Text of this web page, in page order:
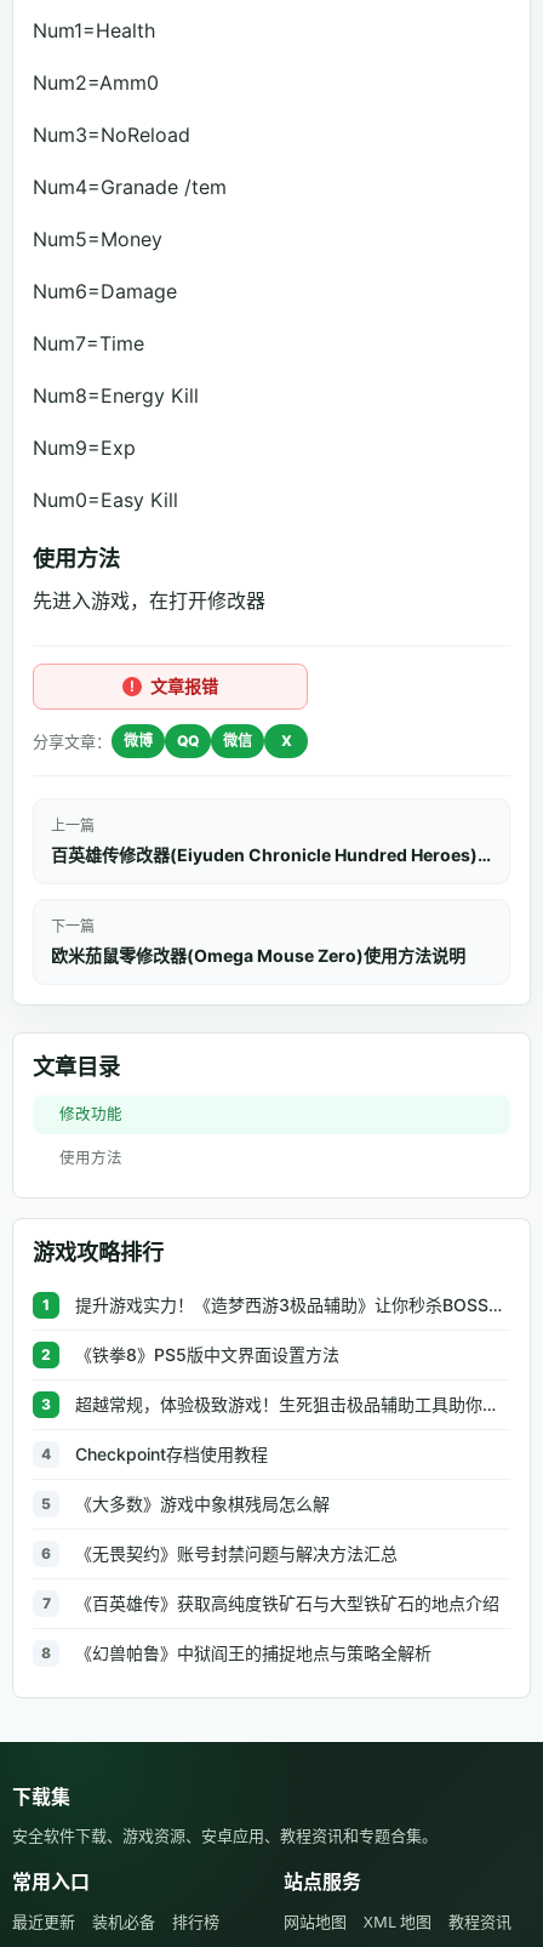
Num1=Health
Num2=Amm0
Num3=NoReload
Num4=Granade /tem
Num5=Money
Num6=Damage
Num7=Time
Num8=Energy Kill
Num9=Exp
Num0=Easy Kill
使用方法
先进入游戏，在打开修改器
文章报错
分享文章： 微博 QQ 微信 X
上一篇
百英雄传修改器(Eiyuden Chronicle Hundred Heroes)使用方法说明
下一篇
欧米茄鼠零修改器(Omega Mouse Zero)使用方法说明
文章目录
修改功能
使用方法
游戏攻略排行
1 提升游戏实力！《造梦西游3极品辅助》让你秒杀BOSS、逆天属性一键修改
2 《铁拳8》PS5版中文界面设置方法
3 超越常规，体验极致游戏！生死狙击极品辅助工具助你无往不利
4 Checkpoint存档使用教程
5 《大多数》游戏中象棋残局怎么解
6 《无畏契约》账号封禁问题与解决方法汇总
7 《百英雄传》获取高纯度铁矿石与大型铁矿石的地点介绍
8 《幻兽帕鲁》中狱阎王的捕捉地点与策略全解析
下载集
安全软件下载、游戏资源、安卓应用、教程资讯和专题合集。
常用入口
最近更新 装机必备
排行榜
站点服务
网站地图 XML 地图 教程资讯